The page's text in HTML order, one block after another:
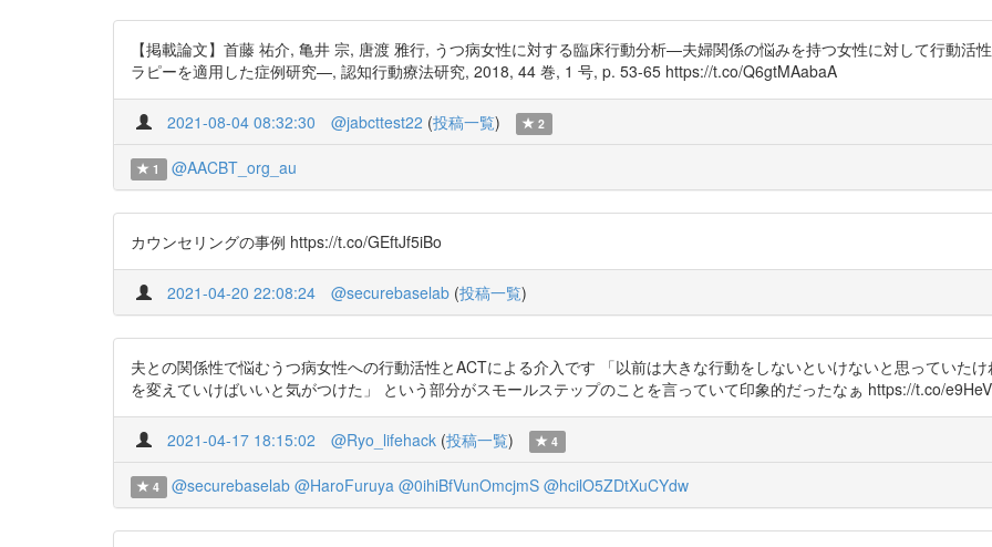
【掲載論文】首藤 祐介, 亀井 宗, 唐渡 雅行, うつ病女性に対する臨床行動分析—夫婦関係の悩みを持つ女性に対して行動活
ラピーを適用した症例研究—, 認知行動療法研究, 2018, 44 巻, 1 号, p. 53-65 https://t.co/Q6gtMAabaA
2021-08-04 08:32:30 @jabcttest22 (投稿一覧) 2
1 @AACBT_org_au
カウンセリングの事例 https://t.co/GEftJf5iBo
2021-04-20 22:08:24 @securebaselab (投稿一覧)
夫との関係性で悩むうつ病女性への行動活性とACTによる介入です 「以前は大きな行動をしないといけないと思っていた
を変えていけばいいと気がつけた」 という部分がスモールステップのことを言っていて印象的だったなぁ https://t.co/
2021-04-17 18:15:02 @Ryo_lifehack (投稿一覧) 4
4 @securebaselab @HaroFuruya @0ihiBfVunOmcjmS @hcilO5ZDtXuCYdw